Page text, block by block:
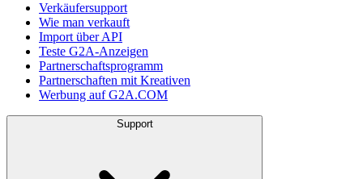
Verkäufersupport
Wie man verkauft
Import über API
Teste G2A-Anzeigen
Partnerschaftsprogramm
Partnerschaften mit Kreativen
Werbung auf G2A.COM
Support